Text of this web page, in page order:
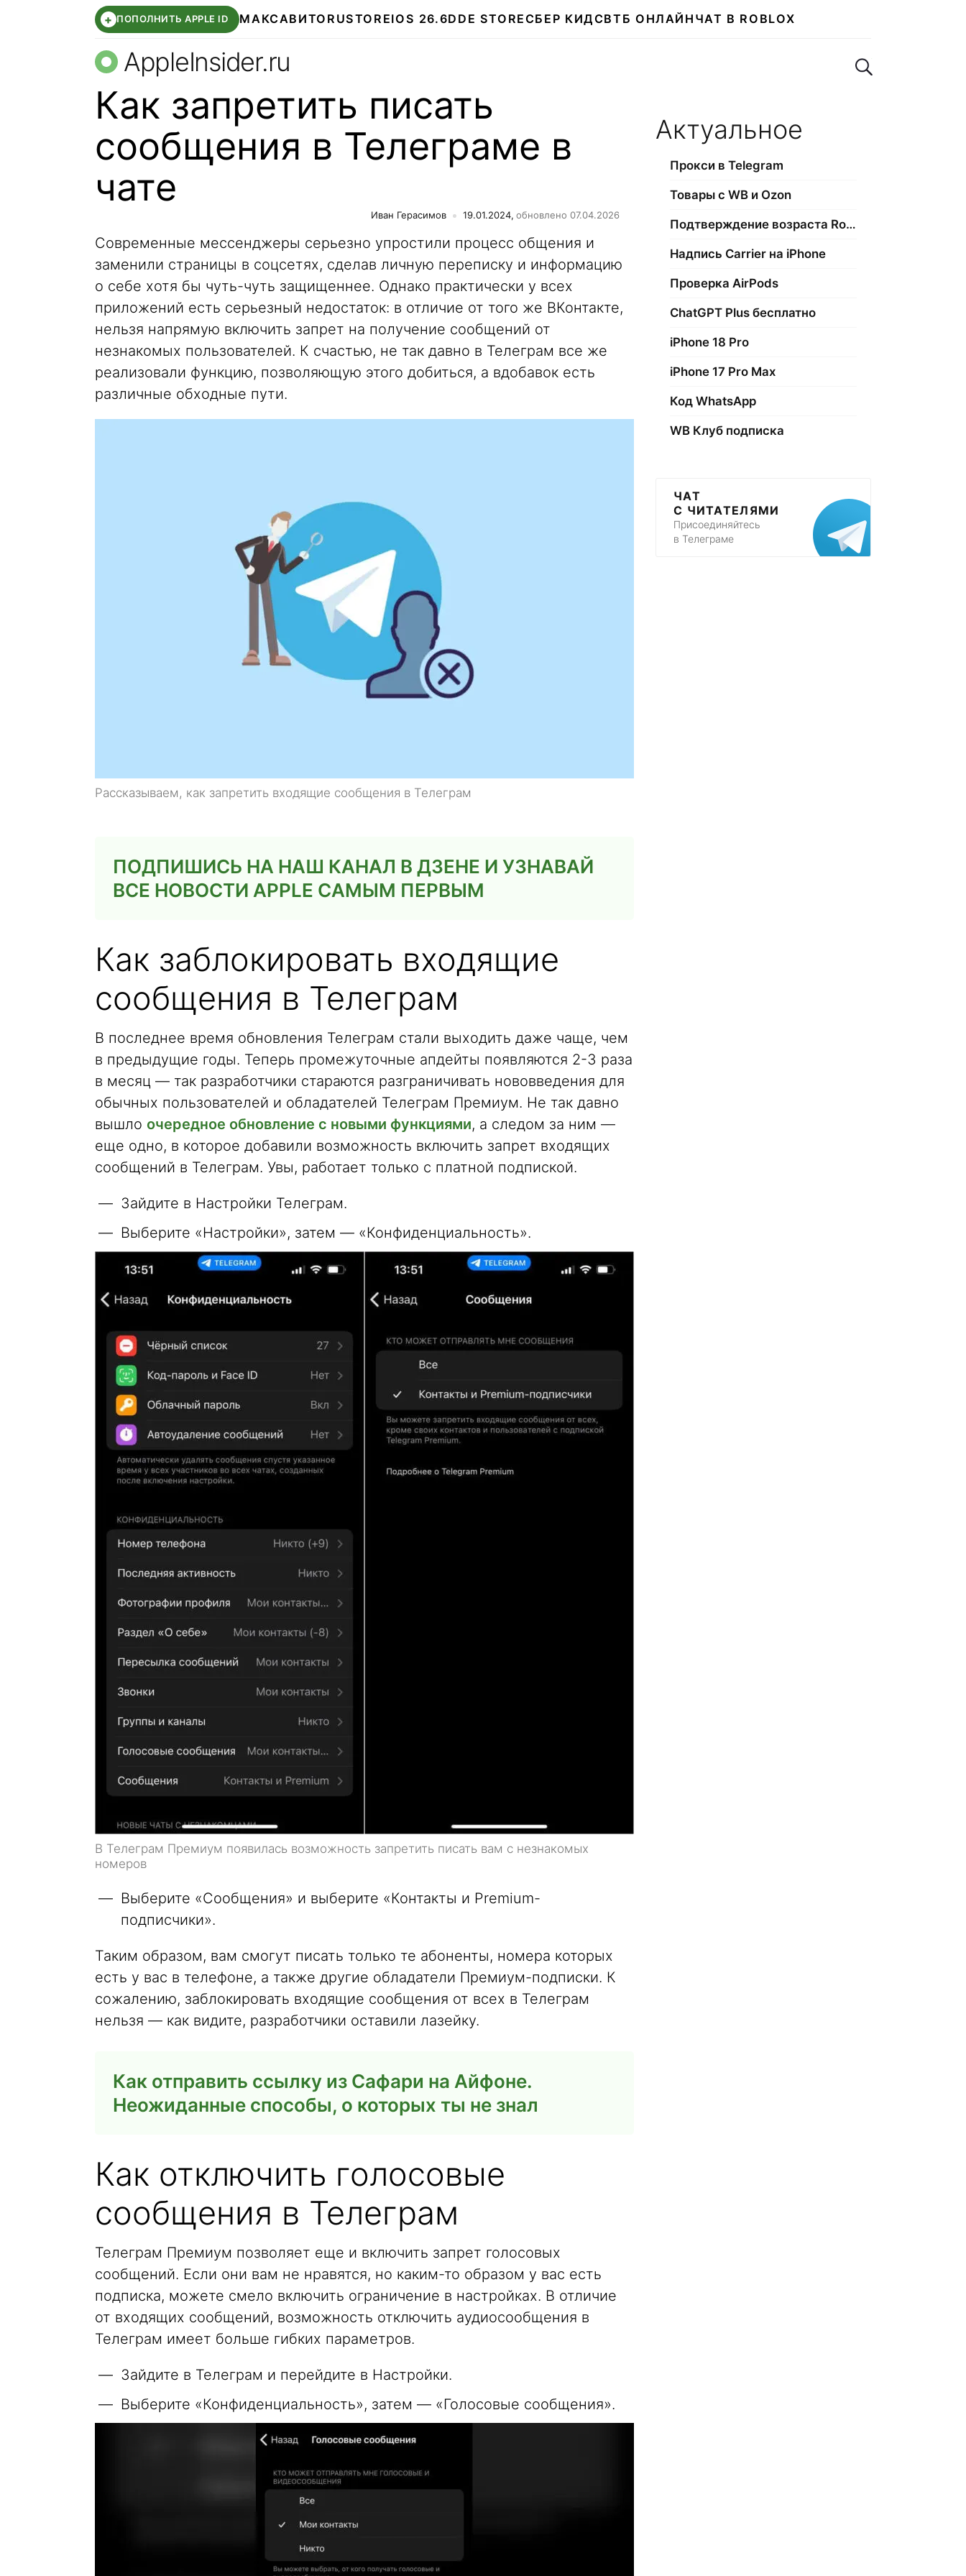
+ ПОПОЛНИТЬ APPLE ID МАКСАВИТО RUSTOREIOS 26.6DDE STORE СБЕР КИДСВТБ ОНЛАЙН ЧАТ В ROBLOX
AppleInsider.ru Поиск по сайту
Как запретить писать
сообщения в Телеграме в
чате
Иван Герасимов 19.01.2024, обновлено 07.04.2026
Современные мессенджеры серьезно упростили процесс общения и
заменили страницы в соцсетях, сделав личную переписку и информацию
о себе хотя бы чуть-чуть защищеннее. Однако практически у всех
приложений есть серьезный недостаток: в отличие от того же ВКонтакте,
нельзя напрямую включить запрет на получение сообщений от
незнакомых пользователей. К счастью, не так давно в Телеграм все же
реализовали функцию, позволяющую этого добиться, а вдобавок есть
различные обходные пути.
Рассказываем, как запретить входящие сообщения в Телеграм
ПОДПИШИСЬ НА НАШ КАНАЛ В ДЗЕНЕ И УЗНАВАЙ
ВСЕ НОВОСТИ APPLE САМЫМ ПЕРВЫМ
Как заблокировать входящие
сообщения в Телеграм
В последнее время обновления Телеграм стали выходить даже чаще, чем
в предыдущие годы. Теперь промежуточные апдейты появляются 2-3 раза
в месяц — так разработчики стараются разграничивать нововведения для
обычных пользователей и обладателей Телеграм Премиум. Не так давно
вышло очередное обновление с новыми функциями, а следом за ним —
еще одно, в которое добавили возможность включить запрет входящих
сообщений в Телеграм. Увы, работает только с платной подпиской.
Зайдите в Настройки Телеграм.
Выберите «Настройки», затем — «Конфиденциальность».
В Телеграм Премиум появилась возможность запретить писать вам с незнакомых
номеров
Выберите «Сообщения» и выберите «Контакты и Premium-
подписчики».
Таким образом, вам смогут писать только те абоненты, номера которых
есть у вас в телефоне, а также другие обладатели Премиум-подписки. К
сожалению, заблокировать входящие сообщения от всех в Телеграм
нельзя — как видите, разработчики оставили лазейку.
Как отправить ссылку из Сафари на Айфоне.
Неожиданные способы, о которых ты не знал
Как отключить голосовые
сообщения в Телеграм
Телеграм Премиум позволяет еще и включить запрет голосовых
сообщений. Если они вам не нравятся, но каким-то образом у вас есть
подписка, можете смело включить ограничение в настройках. В отличие
от входящих сообщений, возможность отключить аудиосообщения в
Телеграм имеет больше гибких параметров.
Зайдите в Телеграм и перейдите в Настройки.
Выберите «Конфиденциальность», затем — «Голосовые сообщения».
Актуальное
Прокси в Telegram
Товары с WB и Ozon
Подтверждение возраста Roblox
Надпись Carrier на iPhone
Проверка AirPods
ChatGPT Plus бесплатно
iPhone 18 Pro
iPhone 17 Pro Max
Код WhatsApp
WB Клуб подписка
ЧАТ
С ЧИТАТЕЛЯМИ
Присоединяйтесь
в Телеграме